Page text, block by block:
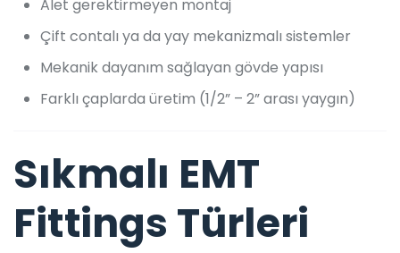
Alet gerektirmeyen montaj
Çift contalı ya da yay mekanizmalı sistemler
Mekanik dayanım sağlayan gövde yapısı
Farklı çaplarda üretim (1/2” – 2” arası yaygın)
Sıkmalı EMT
Fittings Türleri